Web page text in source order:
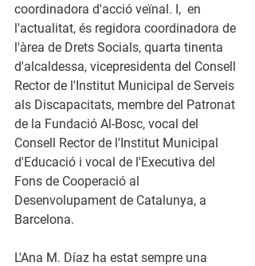
coordinadora d'acció veïnal. I,  en
l'actualitat, és regidora coordinadora de
l'àrea de Drets Socials, quarta tinenta
d'alcaldessa, vicepresidenta del Consell
Rector de l'Institut Municipal de Serveis
als Discapacitats, membre del Patronat
de la Fundació Al-Bosc, vocal del
Consell Rector de l'Institut Municipal
d'Educació i vocal de l'Executiva del
Fons de Cooperació al
Desenvolupament de Catalunya, a
Barcelona.
L'Ana M. Díaz ha estat sempre una